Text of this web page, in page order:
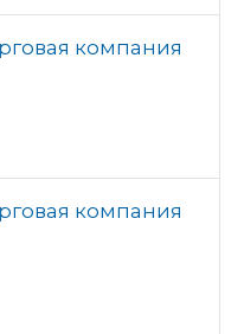
компания
компания